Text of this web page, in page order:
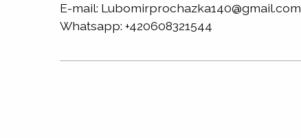
E-mail: Lubomirprochazka140@gmail.com
Whatsapp: +420608321544